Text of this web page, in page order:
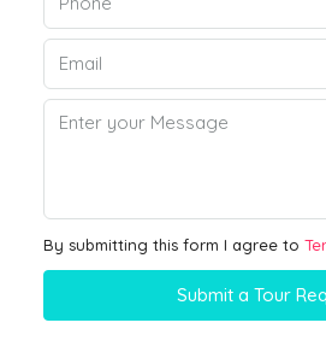
By submitting this form I agree to
Submit a Tour